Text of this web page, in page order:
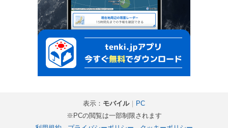
表示： モバイル｜
PC
※PCの閲覧は一部制限されます